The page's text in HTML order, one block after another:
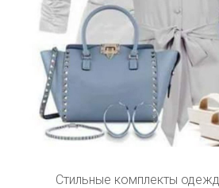
Стильные комплекты